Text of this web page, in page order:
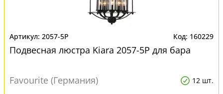
2057-5P 160229
Подвесная люстра Kiara 2057-5P для бара
Favourite (Германия) 12 шт.